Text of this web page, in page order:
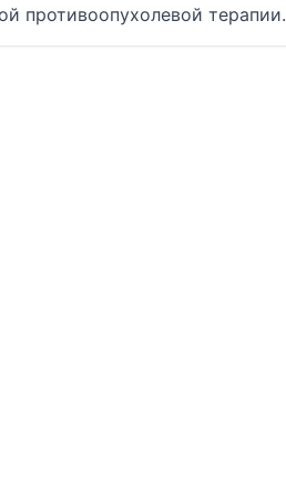
противоопухолевой терапии.